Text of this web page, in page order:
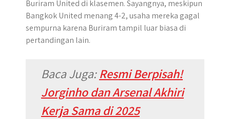
Buriram United di klasemen. Sayangnya, meskipun
Bangkok United menang 4-2, usaha mereka gagal
sempurna karena Buriram tampil luar biasa di
pertandingan lain.
Baca Juga:Resmi Berpisah!
Jorginho dan Arsenal Akhiri
Kerja Sama di 2025